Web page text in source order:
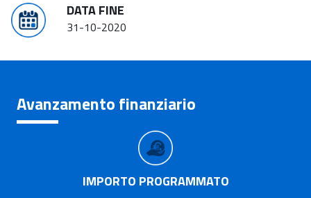
DATA FINE
31-10-2020
Avanzamento finanziario
IMPORTO PROGRAMMATO